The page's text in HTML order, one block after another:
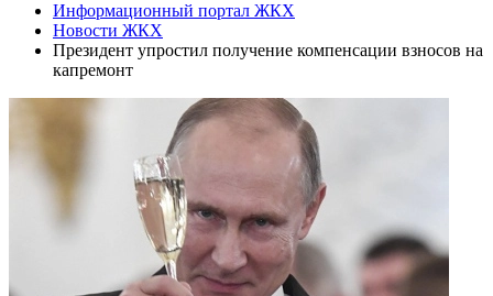
Информационный портал ЖКХ
Новости ЖКХ
Президент упростил получение компенсации взносов на
капремонт